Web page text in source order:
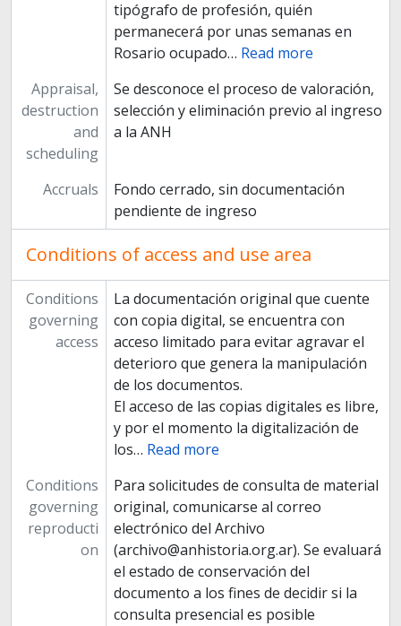
tipógrafo de profesión, quién
permanecerá por unas semanas en
Rosario ocupado… Read more
Appraisal,
destruction
and
scheduling
Se desconoce el proceso de valoración,
selección y eliminación previo al ingreso
a la ANH
Accruals
Fondo cerrado, sin documentación
pendiente de ingreso
Conditions of access and use area
Conditions
governing
access
La documentación original que cuente
con copia digital, se encuentra con
acceso limitado para evitar agravar el
deterioro que genera la manipulación
de los documentos.
El acceso de las copias digitales es libre,
y por el momento la digitalización de
los… Read more
Conditions
governing
reproducti
on
Para solicitudes de consulta de material
original, comunicarse al correo
electrónico del Archivo
(archivo@anhistoria.org.ar). Se evaluará
el estado de conservación del
documento a los fines de decidir si la
consulta presencial es posible